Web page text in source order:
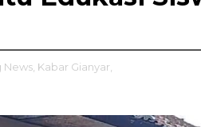
News, Kabar Gianyar,